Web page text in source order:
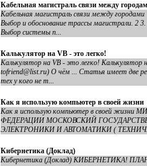
Кабельная магистраль связи между
Кабельная магистраль связи между
Выбор и обоснование трассы магистрали. 2
Выбор системы п...
Калькулятор на VB - это легко!
Калькулятор на VB - это легко!
tofriend@list.ru) О чём ... Статья имеет две
тех у кого не т...
Как я использую компьютер в своей жизни
Как я использую компьютер в своей
ФЕДЕРАЦИИ МОСКОВСКИЙ
ЭЛЕКТРОНИКИ И АВТОМАТИКИ (
Кибернетика (Доклад)
Кибернетика (Доклад) КИБЕРНЕТИКА!